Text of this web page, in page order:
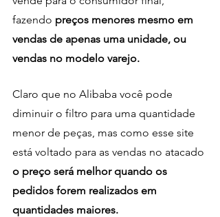
fazendo preços menores mesmo em
vendas de apenas uma unidade, ou
vendas no modelo varejo.
Claro que no Alibaba você pode
diminuir o filtro para uma quantidade
menor de peças, mas como esse site
está voltado para as vendas no atacado
o preço será melhor quando os
pedidos forem realizados em
quantidades maiores.